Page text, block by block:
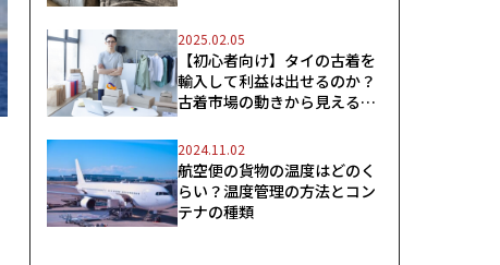
2025.02.05
【初心者向け】タイの古着を
輸入して利益は出せるのか？
古着市場の動きから見えるス
2024.11.02
航空便の貨物の温度はどのく
らい？温度管理の方法とコン
テナの種類